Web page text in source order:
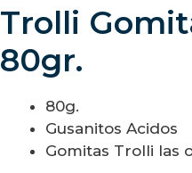
Trolli
80gr.
80g.
Gusanitos Acidos
Gomitas Trolli las